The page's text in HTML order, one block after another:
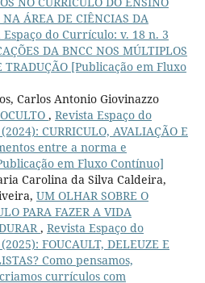
ÁREA DE CIÊNCIAS DA
Espaço do Currículo: v. 18 n. 3
DA BNCC NOS MÚLTIPLOS
TRADUÇÃO [Publicação em Fluxo
Carlos Antonio Giovinazzo
, Revista Espaço do
CURRICULO, AVALIAÇÃO E
entre a norma e
em Fluxo Contínuo]
Carolina da Silva Caldeira,
UM OLHAR SOBRE O
PARA FAZER A VIDA
, Revista Espaço do
FOUCAULT, DELEUZE E
Como pensamos,
currículos com